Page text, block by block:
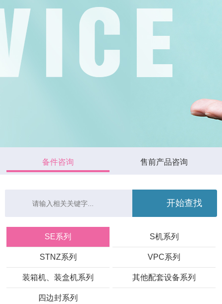
备件咨询 售前产品咨询
SE系列 S机系列
STNZ系列 VPC系列
装箱机、装盒机系列 其他配套设备系列
四边封系列